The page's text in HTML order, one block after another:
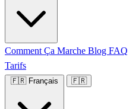
Comment Ça Marche Blog FAQ
Tarifs
🇫🇷 Français 🇫🇷